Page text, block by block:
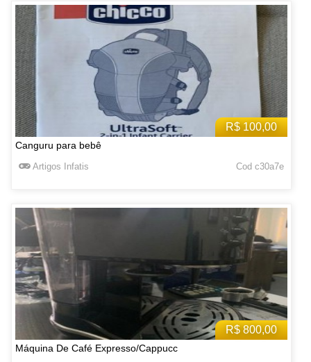
R$ 100,00
Canguru para bebê
Artigos Infatis Cod c30a7e
R$ 800,00
Máquina De Café Expresso/Cappucc